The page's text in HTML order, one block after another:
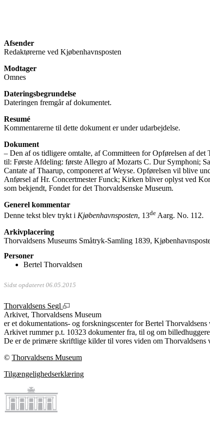
Afsender
Redaktørerne ved Kjøbenhavnsposten
Modtager
Omnes
Dateringsbegrundelse
Dateringen fremgår af dokumentet.
Resumé
Kommentarerne til dette dokument er under udarbejdelse.
Dokument
‒ Den af os tidligere omtalte, af Committeen for Opførelsen af
til: Første Afdeling: første Allegro af Mozarts C. Dur Symphoni;
Cantate af Thaarup, componeret af Weyse. Opførelsen vil blive
Anførsel af Hr. Concertmester Funck; Kirken bliver oplyst ved
som bekjendt, Fondet for det Thorvaldsenske Museum.
Generel kommentar
Denne tekst blev trykt i Kjøbenhavnsposten, 13de Aarg. No. 112.
Arkivplacering
Thorvaldsens Museums Småtryk-Samling 1839,
Personer
Bertel Thorvaldsen
Sidst opdateret 06.05.2015
Thorvaldsens Segl
Arkivet, Thorvaldsens Museum
er et dokumentations- og forskningscenter for Bertel
Arkivet rummer p.t. 10323 dokumenter fra, til og om
De er de primære skriftlige kilder til vores viden om Thorvaldsens
© Thorvaldsens Museum
Tilgængelighedserklæring